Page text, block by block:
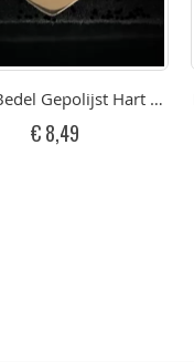
Gravure Graveren
Gepolijst Hart Met
€ 8,49